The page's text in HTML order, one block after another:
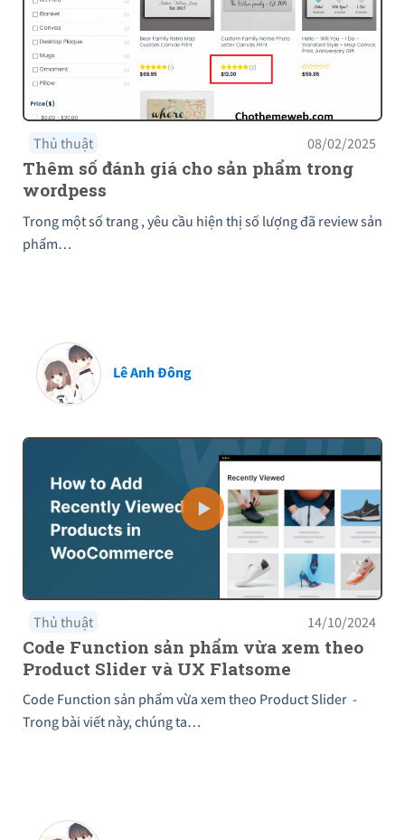
Thủ thuật 08/02/2025
Thêm số đánh giá cho sản phẩm trong
wordpess
Trong một số trang , yêu cầu hiện thị số lượng đã review sản
phẩm…
Lê Anh Đông
Thủ thuật 14/10/2024
Code Function sản phẩm vừa xem theo
Product Slider và UX Flatsome
Code Function sản phẩm vừa xem theo Product Slider -
Trong bài viết này, chúng ta…